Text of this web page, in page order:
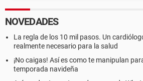
NOVEDADES
La regla de los 10 mil pasos. Un
realmente necesario para la salud
¡No caigas! Así es como te manipulan
temporada navideña